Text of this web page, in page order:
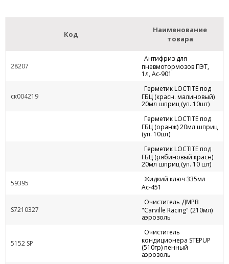
Код
Наименование
товара
28207
Антифриз для
пневмотормозов ПЭТ,
1л, Ас-901
ск004219
Герметик LOCTITE под
ГБЦ (красн. малиновый)
20мл шприц (уп. 10шт)
Герметик LOCTITE под
ГБЦ (оранж) 20мл шприц
(уп. 10шт)
Герметик LOCTITE под
ГБЦ (рябиновый красн)
20мл шприц (уп. 10 шт)
59395
Жидкий ключ 335мл
Ас-451
S7210327
Очиститель ДМРВ
"Carville Racing" (210мл)
аэрозоль
5152 SP
Очиститель
кондиционера STEPUP
(510гр) пенный
аэрозоль